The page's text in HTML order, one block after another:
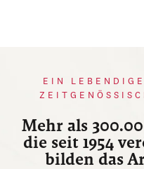
EIN
Mehr als
die seit 1954
bilden das